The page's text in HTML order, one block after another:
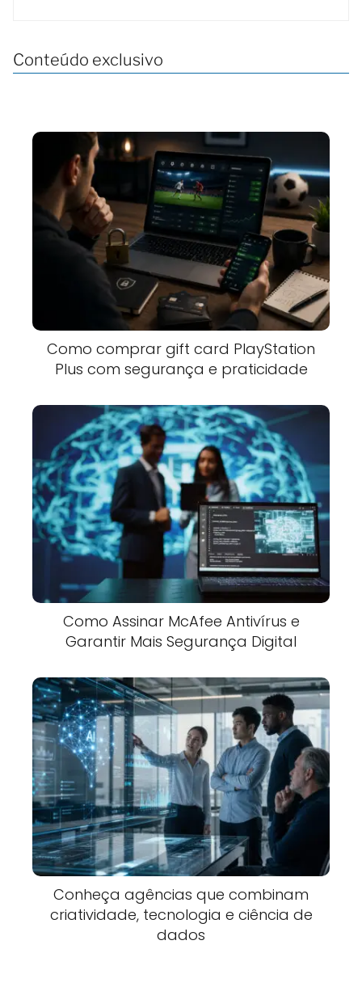
Conteúdo exclusivo
Como comprar gift card PlayStation
Plus com segurança e praticidade
Como Assinar McAfee Antivírus e
Garantir Mais Segurança Digital
Conheça agências que combinam
criatividade, tecnologia e ciência de
dados